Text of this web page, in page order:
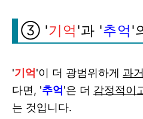
③ '기억'과 '추억'
'기억'이 더 광범위하게 과
다면, '추억'은 더 감정적이
는 것입니다.